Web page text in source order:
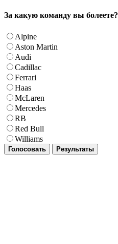
За какую команду вы болеете?
Alpine
Aston Martin
Audi
Cadillac
Ferrari
Haas
McLaren
Mercedes
RB
Red Bull
Williams
Голосовать Результаты